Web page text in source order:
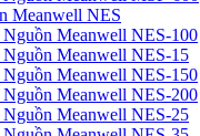
Meanwell NES
Meanwell NES-100
Meanwell NES-15
Meanwell NES-150
Meanwell NES-200
Meanwell NES-25